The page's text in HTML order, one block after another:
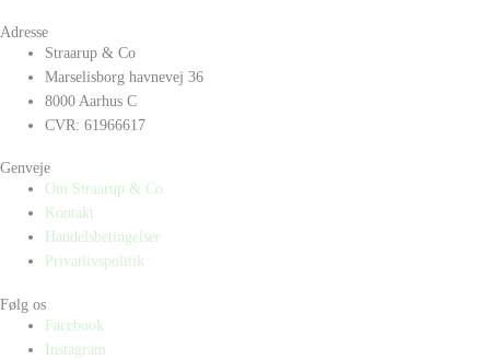
Adresse
Straarup & Co
Marselisborg havnevej 36
8000 Aarhus C
CVR: 61966617
Genveje
Om Straarup & Co
Kontakt
Handelsbetingelser
Privatlivspolitik
Følg os
Facebook
Instagram